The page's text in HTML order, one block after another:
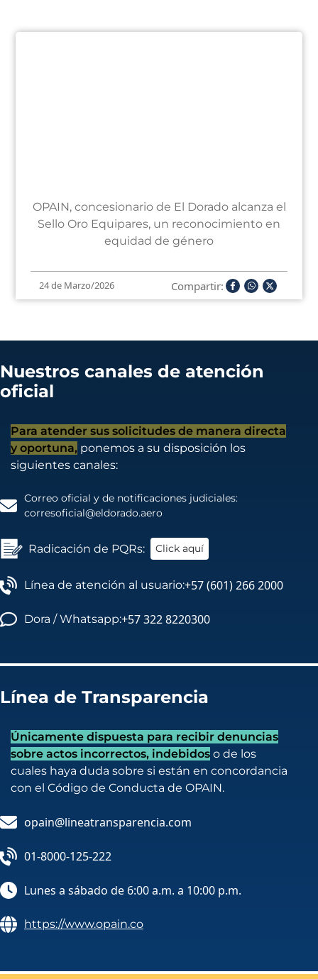
OPAIN, concesionario de El Dorado alcanza el
Sello Oro Equipares, un reconocimiento en
equidad de género
24 de Marzo/2026 Compartir:
Nuestros canales de atención
oficial
Para atender sus solicitudes de manera directa
y oportuna, ponemos a su disposición los
siguientes canales:
Correo oficial y de notificaciones judiciales:
corresoficial@eldorado.aero
Radicación de PQRs: Click aquí
Línea de atención al usuario:+57 (601) 266 2000
Dora / Whatsapp:+57 322 8220300
Línea de Transparencia
Únicamente dispuesta para recibir denuncias
sobre actos incorrectos, indebidos o de los
cuales haya duda sobre si están en concordancia
con el Código de Conducta de OPAIN.
opain@lineatransparencia.com
01-8000-125-222
Lunes a sábado de 6:00 a.m. a 10:00 p.m.
https://www.opain.co